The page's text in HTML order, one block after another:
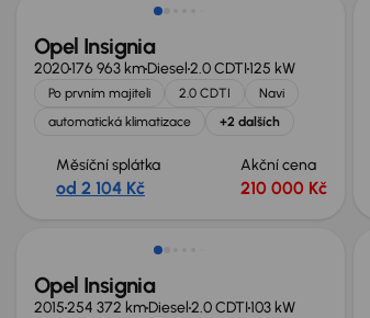
Opel Insignia
2020176 963 kmDiesel2.0 CDTI125 kW
Po prvním majiteli 2.0 CDTI
Navi
automatická klimatizace
+2 dalších
Měsíční splátka
od 2 104 Kč
Akční cena
210 000 Kč
Opel Insignia
2015254 372 kmDiesel2.0 CDTI103 kW